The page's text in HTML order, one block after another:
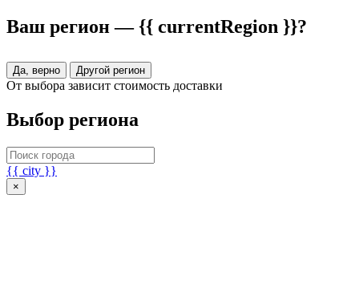
Ваш регион — {{ currentRegion }}?
Да, верно Другой регион
От выбора зависит стоимость доставки
Выбор региона
{{ city }}
×